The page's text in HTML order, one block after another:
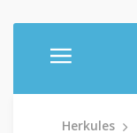
Herkules